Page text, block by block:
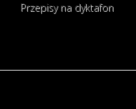
Przepisy na dyktafon